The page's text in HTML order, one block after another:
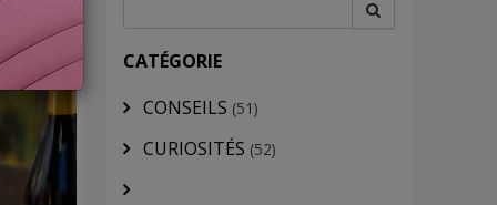
CATÉGORIE
CONSEILS (51)
CURIOSITÉS (52)